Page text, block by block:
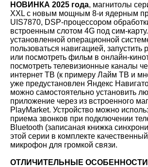
НОВИНКА 2025 года, магнитолы
XXL с новым мощным 8-и ядерным
UIS7870, DSP-процессором
встроенным слотом 4G под сим-
установленной операционной
пользоваться навигацией, запустить
или посмотреть фильм в онлайн-
посмотреть телевизионные каналы
интернет ТВ (к примеру Лайм ТВ и
уже предустановлен Яндекс
можно самостоятельно установить
приложение через из встроенного
PlayMarket. Устройство можно
приема звонков при подключении
Bluetooth (записаная книжка
этой серии в комплекте
микрофон для громкой связи.
ОТЛИЧИТЕЛЬНЫЕ ОСОБЕННОСТИ